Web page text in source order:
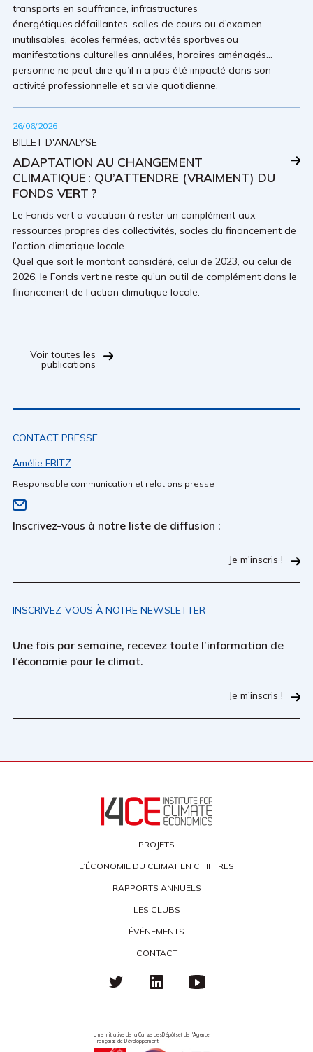
transports en souffrance, infrastructures
énergétiques défaillantes, salles de cours ou d’examen
inutilisables, écoles fermées, activités sportives ou
manifestations culturelles annulées, horaires aménagés…
personne ne peut dire qu’il n’a pas été impacté dans son
activité professionnelle et sa vie quotidienne.
26/06/2026
BILLET D'ANALYSE
ADAPTATION AU CHANGEMENT
CLIMATIQUE : QU’ATTENDRE (VRAIMENT) DU
FONDS VERT ?
Le Fonds vert a vocation à rester un complément aux
ressources propres des collectivités, socles du financement de
l’action climatique locale
Quel que soit le montant considéré, celui de 2023, ou celui de
2026, le Fonds vert ne reste qu’un outil de complément dans le
financement de l’action climatique locale.
Voir toutes les
publications
CONTACT PRESSE
Amélie FRITZ
Responsable communication et relations presse
Inscrivez-vous à notre liste de diffusion :
Je m'inscris !
INSCRIVEZ-VOUS À NOTRE NEWSLETTER
Une fois par semaine, recevez toute l’information de
l’économie pour le climat.
Je m'inscris !
PROJETS
L’ÉCONOMIE DU CLIMAT EN CHIFFRES
RAPPORTS ANNUELS
LES CLUBS
ÉVÉNEMENTS
CONTACT
Une initiative de la Caisse des Dépôts et de l'Agence
Française de Développement